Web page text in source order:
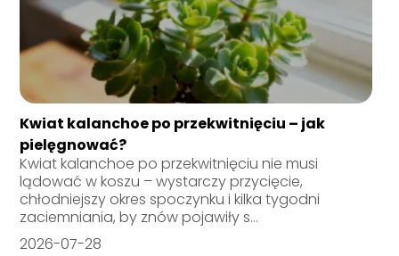
Kwiat kalanchoe po przekwitnięciu – jak
pielęgnować?
Kwiat kalanchoe po przekwitnięciu nie musi
lądować w koszu – wystarczy przycięcie,
chłodniejszy okres spoczynku i kilka tygodni
zaciemniania, by znów pojawiły s...
2026-07-28